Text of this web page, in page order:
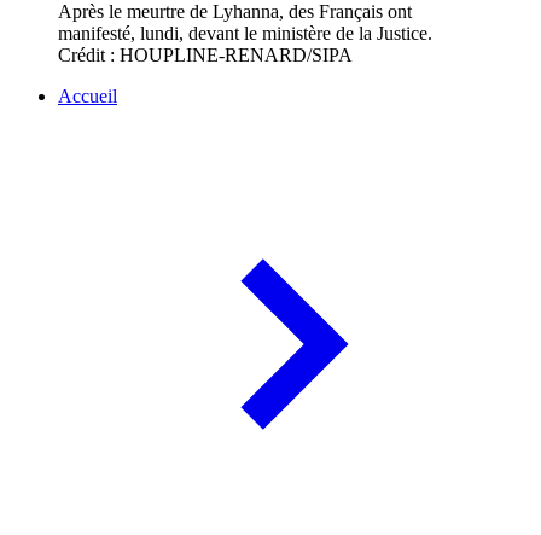
Après le meurtre de Lyhanna, des Français ont
manifesté, lundi, devant le ministère de la Justice.
Crédit : HOUPLINE-RENARD/SIPA
Accueil